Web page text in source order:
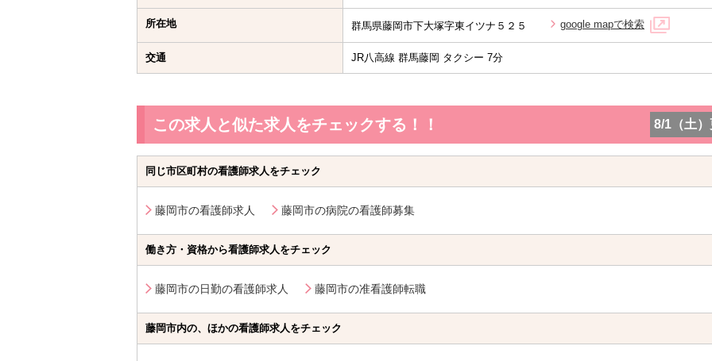
所在地 群馬県藤岡市下大塚字東イツナ５２５ google mapで検索
交通 JR八高線 群馬藤岡 タクシー 7分
この求人と似た求人をチェックする！！ 8/1（土
同じ市区町村の看護師求人をチェック
藤岡市の看護師求人 藤岡市の病院の看護師募集
働き方・資格から看護師求人をチェック
藤岡市の日勤の看護師求人 藤岡市の准看護師転職
藤岡市内の、ほかの看護師求人をチェック